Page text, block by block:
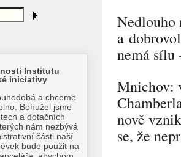
Nedlouho
a
nemá sílu
Mnichov:
nově
se, že